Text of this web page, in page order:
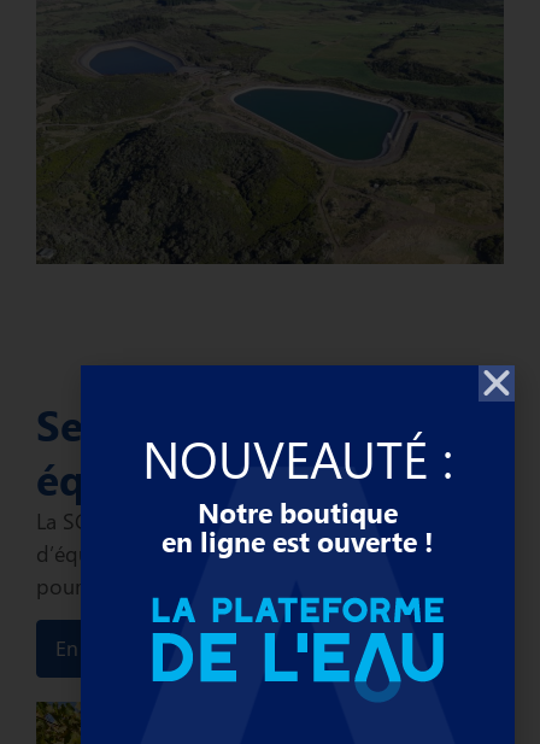
Services et
équipements
La SCP propose une large gamme de services et
d’équipements en accompagnant ses clients
pour un usage raisonné de l’eau.
En savoir +
NOUVEAUTÉ :
Notre boutique
en ligne est ouverte !